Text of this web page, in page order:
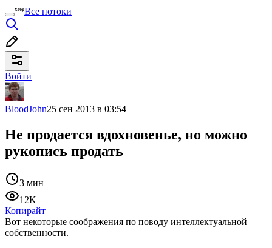
Все потоки
Войти
BloodJohn25 сен 2013 в 03:54
Не продается вдохновенье, но можно
рукопись продать
3 мин
12K
Копирайт
Вот некоторые соображения по поводу интеллектуальной
собственности.